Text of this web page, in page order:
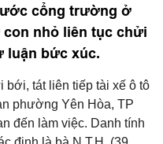
cổng trường ở
nhỏ liên tục chửi
luận bức xúc.
tát liên tiếp tài xế ô tô
phường Yên Hòa, TP
đến làm việc. Danh tính